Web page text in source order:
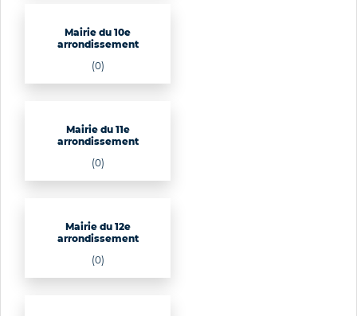
Mairie du 10e
arrondissement
(0)
Mairie du 11e
arrondissement
(0)
Mairie du 12e
arrondissement
(0)